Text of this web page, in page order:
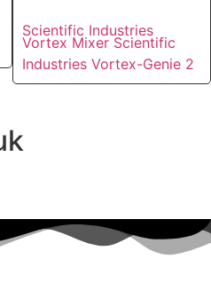
Scientific Industries
Vortex Mixer Scientific
Industries Vortex-Genie 2